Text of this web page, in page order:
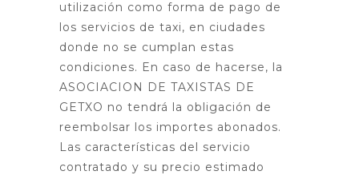
utilización como forma de pago de
los servicios de taxi, en ciudades
donde no se cumplan estas
condiciones. En caso de hacerse, la
ASOCIACION DE TAXISTAS DE
GETXO no tendrá la obligación de
reembolsar los importes abonados.
Las características del servicio
contratado y su precio estimado